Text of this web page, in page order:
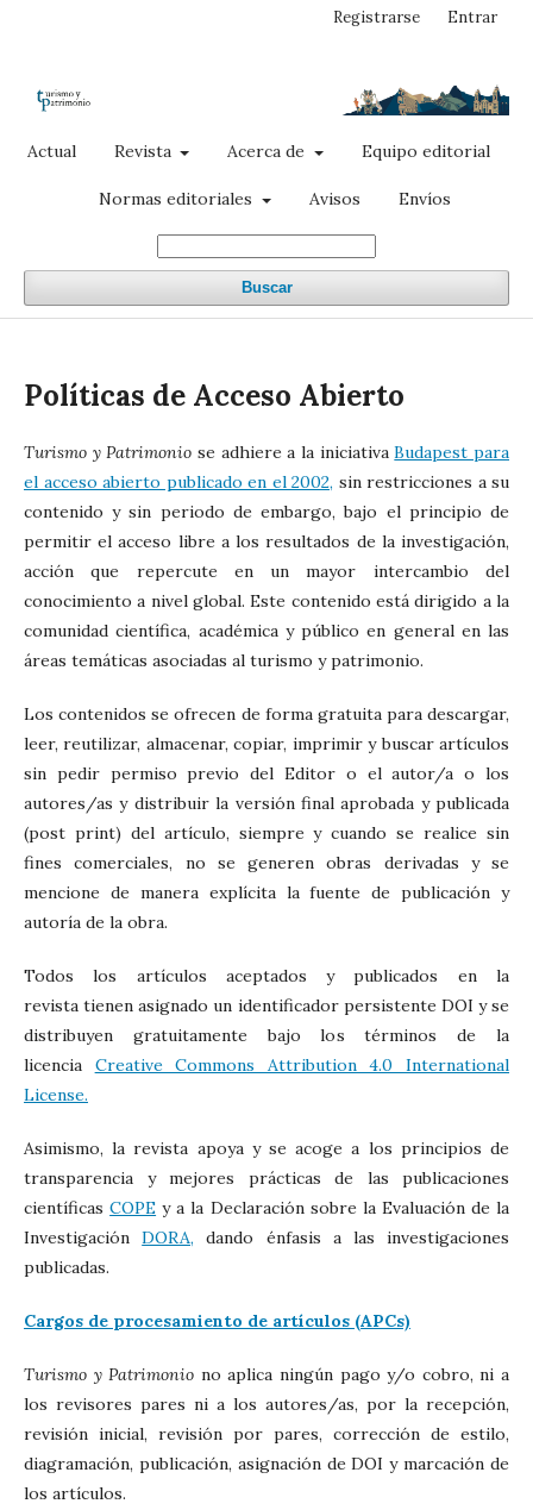
Actual Revista Acerca de Equipo editorial
Normas editoriales Avisos Envíos
Buscar
Registrarse Entrar
Políticas de Acceso Abierto
Turismo y Patrimonio se adhiere a la iniciativaBudapest para
el acceso abierto publicado en el 2002, sin restricciones a su
contenido y sin periodo de embargo, bajo el principio de
permitir el acceso libre a los resultados de la investigación,
acción que repercute en un mayor intercambio del
conocimiento a nivel global. Este contenido está dirigido a la
comunidad científica, académica y público en general en las
áreas temáticas asociadas al turismo y patrimonio.
Los contenidos se ofrecen de forma gratuita para descargar,
leer, reutilizar, almacenar, copiar, imprimir y buscar artículos
sin pedir permiso previo del Editor o el autor/a o los
autores/as y distribuir la versión final aprobada y publicada
(post print) del artículo, siempre y cuando se realice sin
fines comerciales, no se generen obras derivadas y se
mencione de manera explícita la fuente de publicación y
autoría de la obra.
Todos los artículos aceptados y publicados en la
revista tienen asignado un identificador persistente DOI y se
distribuyen gratuitamente bajo los términos de la
licencia Creative Commons Attribution 4.0 International
License.
Asimismo, la revista apoya y se acoge a los principios de
transparencia y mejores prácticas de las publicaciones
científicasCOPE y a la Declaración sobre la Evaluación de la
InvestigaciónDORA, dando énfasis a las investigaciones
publicadas.
Cargos de procesamiento de artículos (APCs)
Turismo y Patrimonio no aplica ningún pago y/o cobro, ni a
los revisores pares ni a los autores/as, por la recepción,
revisión inicial, revisión por pares, corrección de estilo,
diagramación, publicación, asignación de DOI y marcación de
los artículos.